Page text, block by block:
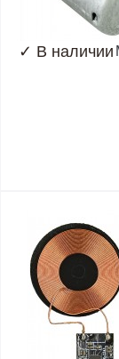
✓ В наличии